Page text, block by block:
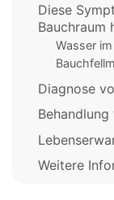
Diese
Bauchraum
Wasser
Diagnose
Weitere